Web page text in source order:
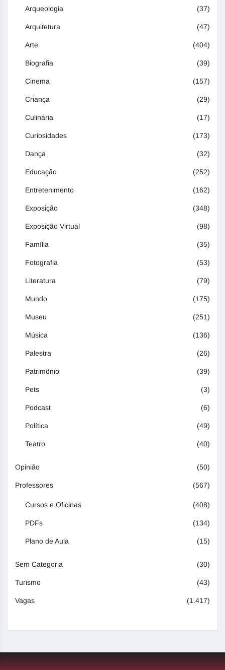
Arqueologia (37)
Arquitetura (47)
Arte (404)
Biografia (39)
Cinema (157)
Criança (29)
Culinária (17)
Curiosidades (173)
Dança (32)
Educação (252)
Entretenimento (162)
Exposição (348)
Exposição Virtual (98)
Família (35)
Fotografia (53)
Literatura (79)
Mundo (175)
Museu (251)
Música (136)
Palestra (26)
Patrimônio (39)
Pets (3)
Podcast (6)
Política (49)
Teatro (40)
Opinião (50)
Professores (567)
Cursos e Oficinas (408)
PDFs (134)
Plano de Aula (15)
Sem Categoria (30)
Turismo (43)
Vagas (1.417)